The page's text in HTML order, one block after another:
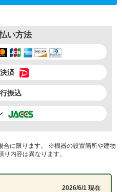
い方法
済
振込
に限ります。 ※機器の設置箇所や建物
り内容は異なります。
2026/6/1 現在